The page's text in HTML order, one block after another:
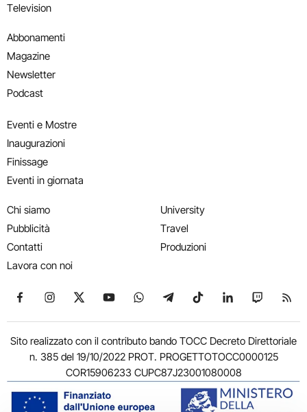
Television
Abbonamenti
Magazine
Newsletter
Podcast
Eventi e Mostre
Inaugurazioni
Finissage
Eventi in giornata
Chi siamo
Pubblicità
Contatti
Lavora con noi
University
Travel
Produzioni
Seguici su Facebook
Seguici su Instagram
Seguici su X
Seguici su YouTube
Seguici su WhatsApp
Seguici su Telegram
Seguici su TikTok
Seguici su
Seguici
Sito realizzato con il contributo bando TOCC Decreto Direttoriale
n. 385 del 19/10/2022 PROT. PROGETTOTOCC0000125
COR15906233 CUPC87J23001080008